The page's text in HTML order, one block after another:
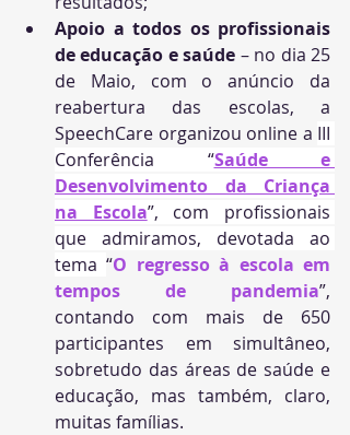
Apoio a todos os profissionais
de educação e saúde – no dia 25
de Maio, com o anúncio da
reabertura das escolas, a
SpeechCare organizou online a III
Conferência “Saúde e
Desenvolvimento da Criança
na Escola”, com profissionais
que admiramos, devotada ao
tema “O regresso à escola em
tempos de pandemia”,
contando com mais de 650
participantes em simultâneo,
sobretudo das áreas de saúde e
educação, mas também, claro,
muitas famílias.